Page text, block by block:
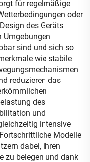
für regelmäßige
oder
des Geräts
Umgebungen
sind und sich so
wie stabile
reduzieren das
des
und
intensive
Modelle
dabei, ihren
zu belegen und dank